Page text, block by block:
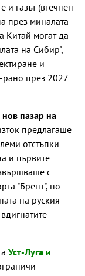
и газът (втечнен
през миналата
Китай могат да
на Сибир",
и
рано през 2027
пазар на
предлагаше
отстъпки
и първите
с
"Брент", но
на руския
Уст-Луга и